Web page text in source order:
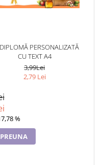
PERSONALIZATĂ
CU TEXT A4
3,99Lei
2,79 Lei
%